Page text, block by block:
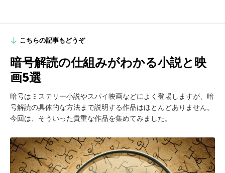
こちらの記事もどうぞ
暗号解読の仕組みがわかる小説と映
画5選
暗号はミステリー小説やスパイ映画などによく登場しますが、暗
号解読の具体的な方法まで説明する作品はほとんどありません。
今回は、そういった貴重な作品を集めてみました。